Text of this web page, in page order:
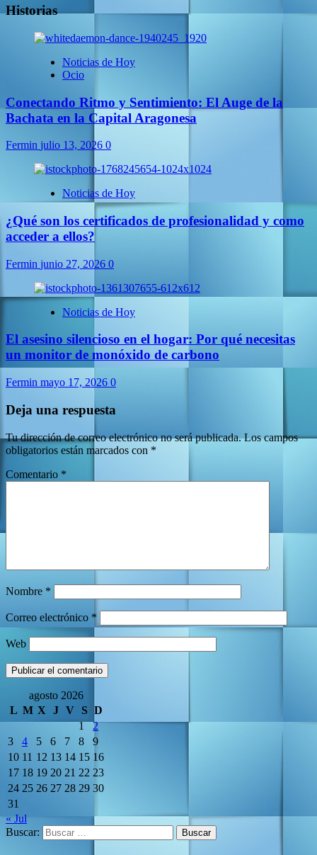
Historias
Noticias de Hoy
Ocio
Conectando Ritmo y Sentimiento: El Auge de la
Bachata en la Capital Aragonesa
Fermin julio 13, 2026 0
Noticias de Hoy
¿Qué son los certificados de profesionalidad y como
acceder a ellos?
Fermin junio 27, 2026 0
Noticias de Hoy
El asesino silencioso en el hogar: Por qué necesitas
un monitor de monóxido de carbono
Fermin mayo 17, 2026 0
Deja una respuesta
Tu dirección de correo electrónico no será publicada. Los campos
obligatorios están marcados con *
Comentario *
Nombre *
Correo electrónico *
Web
agosto 2026
L M X J V S D
1
2
3
4 5 6 7 8
9
10 11 12 13 14 15 16
17 18 19 20 21 22 23
24 25 26 27 28 29 30
31
« Jul
Buscar: